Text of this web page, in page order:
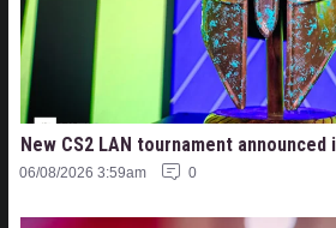
New CS2 LAN tournament announced
06/08/2026 3:59am 0